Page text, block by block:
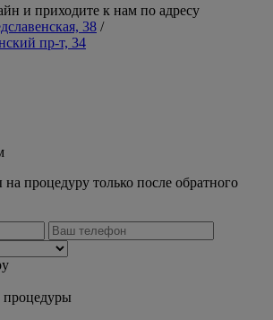
и приходите к нам по адресу
38 /
пр-т, 34
процедуру только после обратного
процедуры